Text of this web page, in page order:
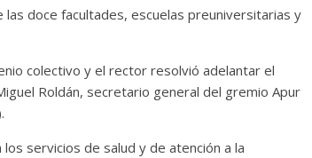
las doce facultades, escuelas preuniversitarias y
colectivo y el rector resolvió adelantar el
Roldán, secretario general del gremio Apur
servicios de salud y de atención a la